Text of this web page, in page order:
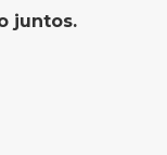
juntos.